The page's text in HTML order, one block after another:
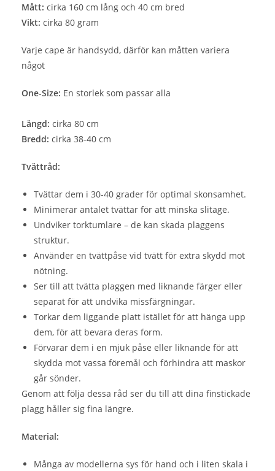
Mått: cirka 160 cm lång och 40 cm bred
Vikt: cirka 80 gram
Varje cape är handsydd, därför kan måtten variera
något
One-Size: En storlek som passar alla
Längd: cirka 80 cm
Bredd: cirka 38-40 cm
Tvättråd:
Tvättar dem i 30-40 grader för optimal skonsamhet.
Minimerar antalet tvättar för att minska slitage.
Undviker torktumlare – de kan skada plaggens
struktur.
Använder en tvättpåse vid tvätt för extra skydd mot
nötning.
Ser till att tvätta plaggen med liknande färger eller
separat för att undvika missfärgningar.
Torkar dem liggande platt istället för att hänga upp
dem, för att bevara deras form.
Förvarar dem i en mjuk påse eller liknande för att
skydda mot vassa föremål och förhindra att maskor
går sönder.
Genom att följa dessa råd ser du till att dina finstickade
plagg håller sig fina längre.
Material:
Många av modellerna sys för hand och i liten skala i